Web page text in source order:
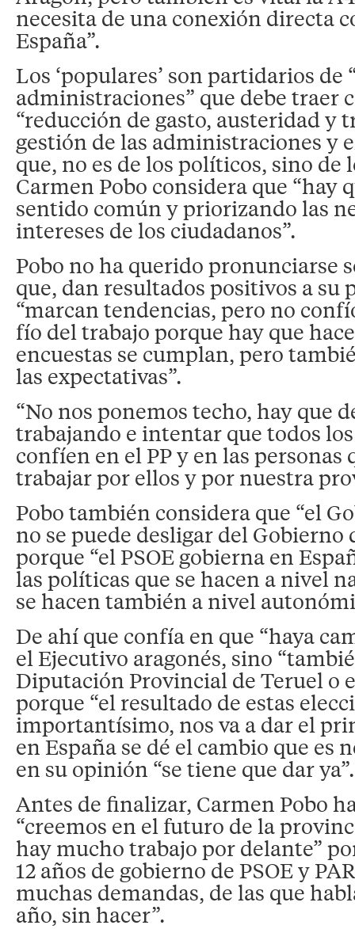
necesita de una conexión directa
España”.
Los ‘populares’ son partidarios de
administraciones” que debe traer
“reducción de gasto, austeridad y
gestión de las administraciones y
que, no es de los políticos, sino de
Carmen Pobo considera que “hay
sentido común y priorizando las
intereses de los ciudadanos”.
Pobo no ha querido pronunciarse
que, dan resultados positivos a su
“marcan tendencias, pero no
fío del trabajo porque hay que
encuestas se cumplan, pero
las expectativas”.
“No nos ponemos techo, hay que
trabajando e intentar que todos
confíen en el PP y en las personas
trabajar por ellos y por nuestra
Pobo también considera que “el
no se puede desligar del Gobierno
porque “el PSOE gobierna en
las políticas que se hacen a nivel
se hacen también a nivel
De ahí que confía en que “haya
el Ejecutivo aragonés, sino
Diputación Provincial de Teruel o
porque “el resultado de estas
importantísimo, nos va a dar el
en España se dé el cambio que es
en su opinión “se tiene que dar ya”.
Antes de finalizar, Carmen Pobo
“creemos en el futuro de la
hay mucho trabajo por delante”
12 años de gobierno de PSOE y
muchas demandas, de las que
año, sin hacer”.